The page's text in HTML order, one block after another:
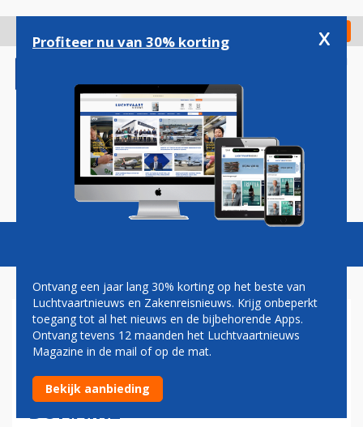
gaan
Check in
Magazine Podcasts Vacatures
VOORMALIG KLM-TOPMAN
CAMIEL EURLINGS VIERT
JUBILEUMFEESTJE MEE OP
BONAIRE
Profiteer nu van 30% korting x
Ontvang een jaar lang 30% korting op het beste van
Luchtvaartnieuws en Zakenreisnieuws. Krijg onbeperkt
toegang tot al het nieuws en de bijbehorende Apps.
Ontvang tevens 12 maanden het Luchtvaartnieuws
Magazine in de mail of op de mat.
Bekijk aanbieding